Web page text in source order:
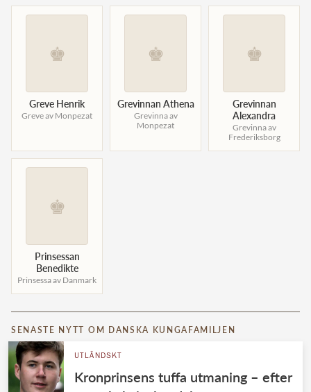
♚
Greve Henrik
Greve av Monpezat
♚
Grevinnan Athena
Grevinna av
Monpezat
♚
Grevinnan
Alexandra
Grevinna av
Frederiksborg
♚
Prinsessan
Benedikte
Prinsessa av Danmark
SENASTE NYTT OM DANSKA KUNGAFAMILJEN
UTLÄNDSKT
Kronprinsens tuffa utmaning – efter